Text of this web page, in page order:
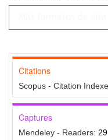
Citations
Scopus - Citation
Captures
Mendeley - Readers: 29